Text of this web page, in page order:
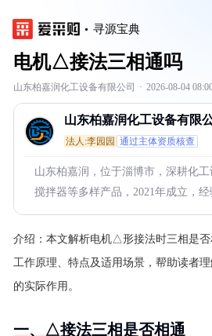
寻源宝典
电机△接法三相通吗
山东柏嘉润化工设备有限公司 · 2026-08-04
山东柏嘉润化工设备有限
法人:李园园 通过主体资质核查
山东柏嘉润，位于淄博市，深耕化
搅拌器等多样产品，2021年成立，经
介绍： 本文解析电机△形接法时三相是
工作原理、特点及适用场景，帮助读者
的实际作用。
一、△接法三相是否相通